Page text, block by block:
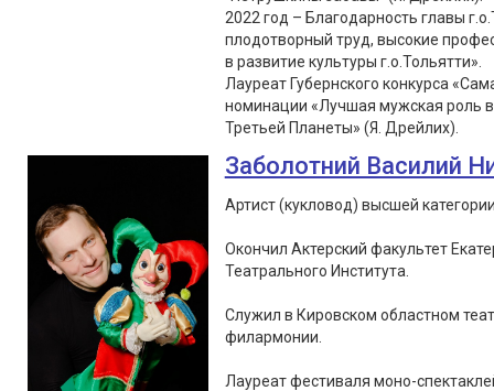
2022 год – Благодарность главы
плодотворный труд, высокие
в развитие культуры г.о.Тольятти».
Лауреат Губернского конкурса
номинации «Лучшая мужская роль в
Третьей Планеты» (Я. Дрейлих).
Заболотний Василий
Артист (кукловод) высшей
Окончил Актерский факультет
Театрального Института.
Служил в Кировском областном
филармонии.
Лауреат фестиваля моно-